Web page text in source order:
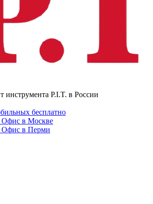
P.I.T. в России
бесплатно
Офис в Москве
Офис в Перми